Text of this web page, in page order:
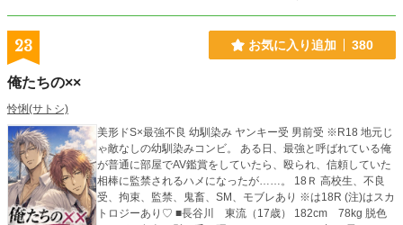
（でもハッピーエンドです） ★全21話・約65,000字の中編規
模。全話予約投稿済みにつき、最後まで安心してお楽しみい
23 お気に入り追加 380
俺たちの××
怜悧(サトシ)
美形ドS×最強不良 幼馴染み ヤンキー受 男前受 ※R18 地元じ
ゃ敵なしの幼馴染みコンビ。 ある日、最強と呼ばれている俺
が普通に部屋でAV鑑賞をしていたら、殴られ、信頼していた
相棒に監禁されるハメになったが……。 18Ｒ 高校生、不良
受、拘束、監禁、鬼畜、SM、モブレあり ※は18R (注)はスカ
トロジーあり♡ ■長谷川 東流（17歳） 182cm 78kg 脱色